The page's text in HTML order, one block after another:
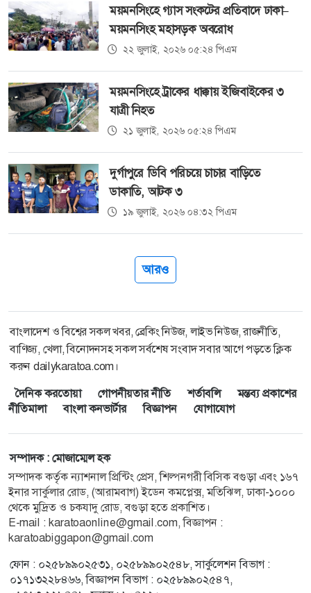
ময়মনসিংহে গ্যাস সংকটের প্রতিবাদে ঢাকা–
ময়মনসিংহ মহাসড়ক অবরোধ
২২ জুলাই, ২০২৬ ০৫:২৪ পিএম
ময়মনসিংহে ট্রাকের ধাক্কায় ইজিবাইকের ৩
যাত্রী নিহত
২১ জুলাই, ২০২৬ ০৫:২৪ পিএম
দুর্গাপুরে ডিবি পরিচয়ে চাচার বাড়িতে
ডাকাতি, আটক ৩
১৯ জুলাই, ২০২৬ ০৪:৩২ পিএম
আরও
বাংলাদেশ ও বিশ্বের সকল খবর, ব্রেকিং নিউজ, লাইভ নিউজ, রাজনীতি,
বাণিজ্য, খেলা, বিনোদনসহ সকল সর্বশেষ সংবাদ সবার আগে পড়তে ক্লিক
করুন dailykaratoa.com।
দৈনিক করতোয়া
গোপনীয়তার নীতি শর্তাবলি
মন্তব্য প্রকাশের
নীতিমালা
বাংলা কনভার্টার বিজ্ঞাপন যোগাযোগ
সম্পাদক : মোজাম্মেল হক
সম্পাদক কর্তৃক ন্যাশনাল প্রিন্টিং প্রেস, শিল্পনগরী বিসিক বগুড়া এবং ১৬৭
ইনার সার্কুলার রোড, (আরামবাগ) ইডেন কমপ্লেক্স, মতিঝিল, ঢাকা-১০০০
থেকে মুদ্রিত ও চকযাদু রোড, বগুড়া হতে প্রকাশিত।
E-mail : karatoaonline@gmail.com, বিজ্ঞাপন :
karatoabiggapon@gmail.com
ফোন : ০২৫৮৯৯০২৫৩১, ০২৫৮৯৯০২৫৪৮, সার্কুলেশন বিভাগ :
০১৭১৩২২৮৪৬৬, বিজ্ঞাপন বিভাগ : ০২৫৮৯৯০২৫৪৭,